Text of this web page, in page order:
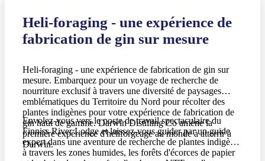
Heli-foraging - une expérience de
fabrication de gin sur mesure
Heli-foraging - une expérience de fabrication de gin sur
mesure. Embarquez pour un voyage de recherche de
nourriture exclusif à travers une diversité de paysages
emblématiques du Territoire du Nord pour récolter des
plantes indigènes pour votre expérience de fabrication de
gin haut de gamme. Darwin Distilling Co amène la
première expérience d'héliforgeage au monde à atterrir à
Darwin.
Envolez-vous vers le poste de travail spectaculaire du
Finniss River Lodge et laissez-vous guider par un guide
expert dans une aventure de recherche de plantes indigènes
à travers les zones humides, les forêts d'écorces de papier